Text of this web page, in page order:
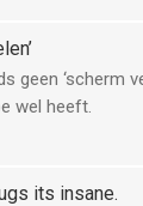
geen ‘scherm
wel heeft.
its insane.